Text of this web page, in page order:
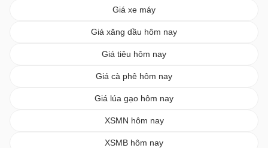
Giá xe máy
Giá xăng dầu hôm nay
Giá tiêu hôm nay
Giá cà phê hôm nay
Giá lúa gạo hôm nay
XSMN hôm nay
XSMB hôm nay